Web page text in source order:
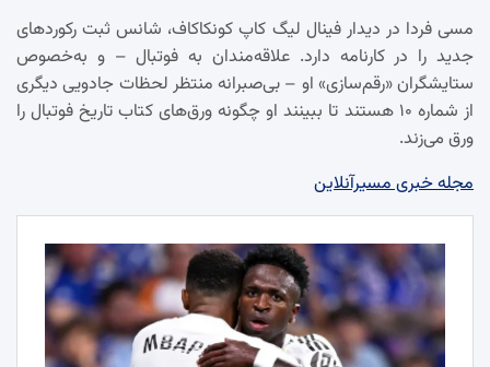
مسی فردا در دیدار فینال لیگ کاپ کونکاکاف، شانس ثبت رکوردهای
جدید را در کارنامه دارد. علاقه‌مندان به فوتبال – و به‌خصوص
ستایشگران «رقم‌سازی» او – بی‌صبرانه منتظر لحظات جادویی دیگری
از شماره ۱۰ هستند تا ببینند او چگونه ورق‌های کتاب تاریخ فوتبال را
ورق می‌زند.
مجله خبری مسیرآنلاین